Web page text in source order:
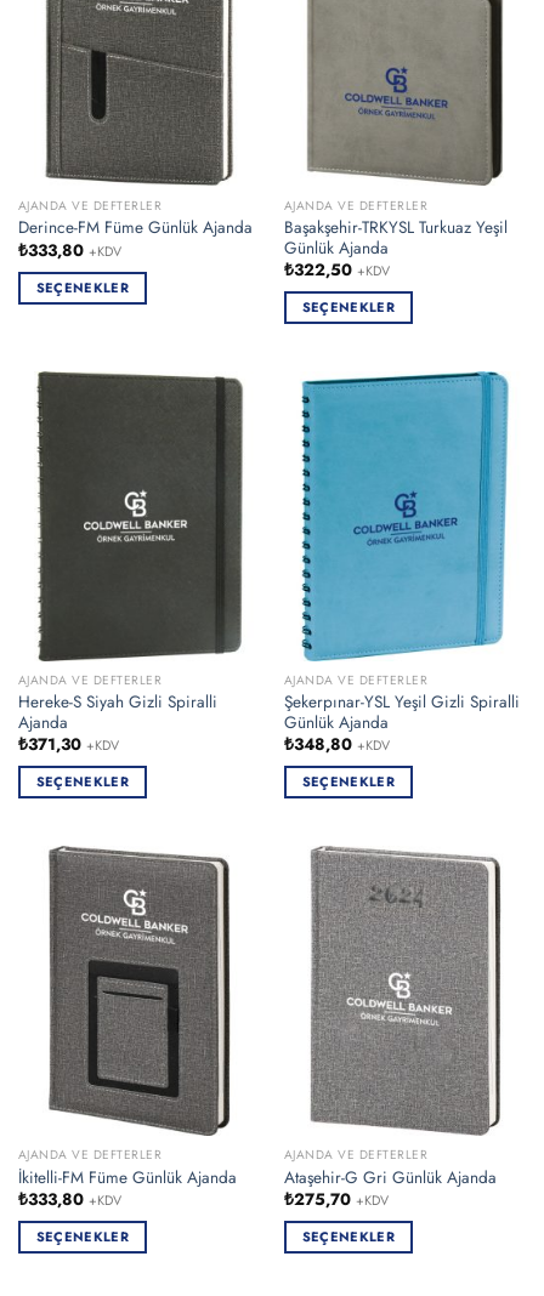
AJANDA VE DEFTERLER
Derince-FM Füme Günlük Ajanda
₺333,80 +KDV
SEÇENEKLER
birden
fazla
varyasyonu
var.
Seçenekler
ürün
sayfasından
seçilebilir
AJANDA VE DEFTERLER
Başakşehir-TRKYSL Turkuaz Yeşil
Günlük Ajanda
₺322,50 +KDV
SEÇENEKLER
birden
fazla
varyasyonu
var.
Seçenekler
ürün
sayfasından
seçilebilir
AJANDA VE DEFTERLER
Hereke-S Siyah Gizli Spiralli
Ajanda
₺371,30 +KDV
SEÇENEKLER
birden
varyasyonu
Seçenekler
sayfasından
seçilebilir
AJANDA VE DEFTERLER
Şekerpınar-YSL Yeşil Gizli Spiralli
Günlük Ajanda
₺348,80 +KDV
SEÇENEKLER
birden
fazla
varyasyonu
Seçenekler
ürün
sayfasından
seçilebilir
AJANDA VE DEFTERLER
İkitelli-FM Füme Günlük Ajanda
₺333,80 +KDV
SEÇENEKLER
AJANDA VE DEFTERLER
Ataşehir-G Gri Günlük Ajanda
₺275,70 +KDV
SEÇENEKLER